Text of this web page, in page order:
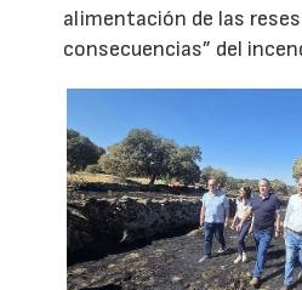
alimentación de las
consecuencias” del